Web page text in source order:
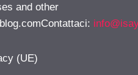
and other
:
(UE)